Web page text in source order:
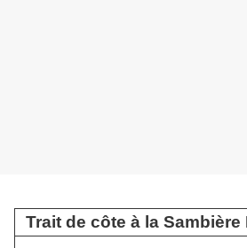
Trait de côte à la